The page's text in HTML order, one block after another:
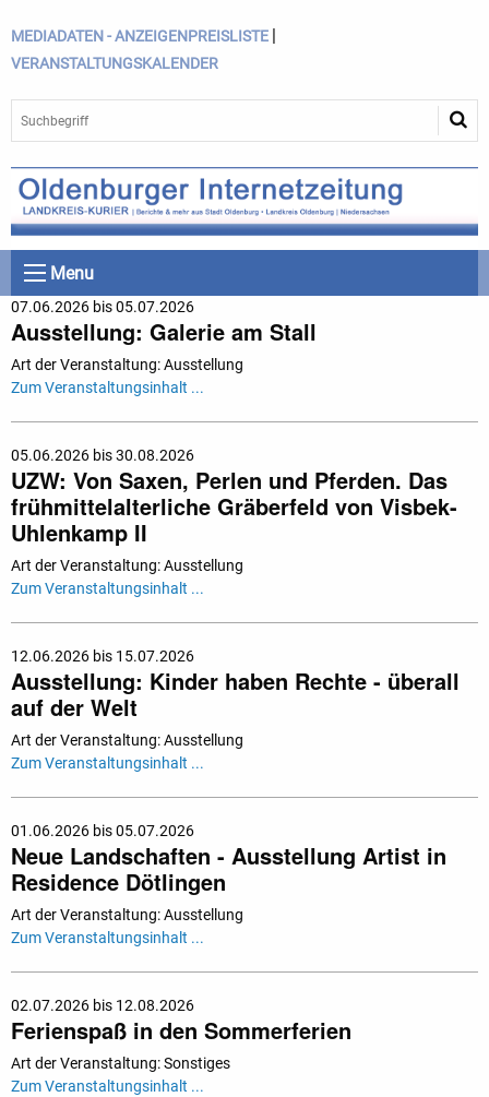
MEDIADATEN - ANZEIGENPREISLISTE |
VERANSTALTUNGSKALENDER
Menu
07.06.2026 bis 05.07.2026
Ausstellung: Galerie am Stall
Art der Veranstaltung: Ausstellung
Zum Veranstaltungsinhalt ...
05.06.2026 bis 30.08.2026
UZW: Von Saxen, Perlen und Pferden. Das
frühmittelalterliche Gräberfeld von Visbek-
Uhlenkamp II
Art der Veranstaltung: Ausstellung
Zum Veranstaltungsinhalt ...
12.06.2026 bis 15.07.2026
Ausstellung: Kinder haben Rechte - überall
auf der Welt
Art der Veranstaltung: Ausstellung
Zum Veranstaltungsinhalt ...
01.06.2026 bis 05.07.2026
Neue Landschaften - Ausstellung Artist in
Residence Dötlingen
Art der Veranstaltung: Ausstellung
Zum Veranstaltungsinhalt ...
02.07.2026 bis 12.08.2026
Ferienspaß in den Sommerferien
Art der Veranstaltung: Sonstiges
Zum Veranstaltungsinhalt ...